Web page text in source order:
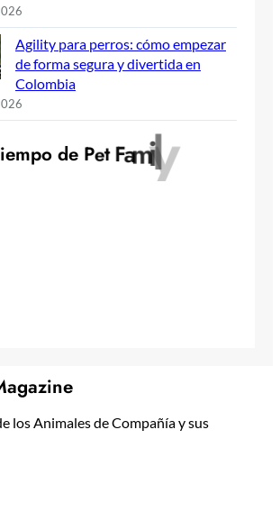
Agility para perros: cómo empezar
de forma segura y divertida en
Colombia
iempo de Pet Family
los Animales de Compañía y sus